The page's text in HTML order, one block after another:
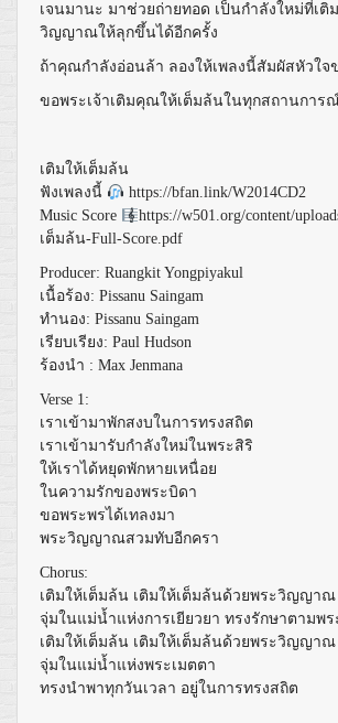
เจนมานะ มาช่วยถ่ายทอด เป็นกำลังใหม่ที่เติ
วิญญาณให้ลุกขึ้นได้อีกครั้ง
ถ้าคุณกำลังอ่อนล้า ลองให้เพลงนี้สัมผัสหัวใ
ขอพระเจ้าเติมคุณให้เต็มล้นในทุกสถานการ
เติมให้เต็มล้น
ฟังเพลงนี้
https://bfan.link/W2014CD2
Music Score
https://w501.org/content/
เต็มล้น-Full-Score.pdf
Producer: Ruangkit Yongpiyakul
เนื้อร้อง: Pissanu Saingam
ทำนอง: Pissanu Saingam
เรียบเรียง: Paul Hudson
ร้องนำ : Max Jenmana
Verse 1:
เราเข้ามาพักสงบในการทรงสถิต
เราเข้ามารับกำลังใหม่ในพระสิริ
ให้เราได้หยุดพักหายเหนื่อย
ในความรักของพระบิดา
ขอพระพรได้เทลงมา
พระวิญญาณสวมทับอีกครา
Chorus:
เติมให้เต็มล้น เติมให้เต็มล้นด้วยพระวิญญาณ
จุ่มในแม่น้ำแห่งการเยียวยา ทรงรักษาตามพ
เติมให้เต็มล้น เติมให้เต็มล้นด้วยพระวิญญาณ
จุ่มในแม่น้ำแห่งพระเมตตา
ทรงนำพาทุกวันเวลา อยู่ในการทรงสถิต